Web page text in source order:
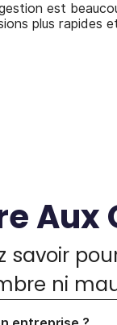
est
plus
Aux
savoir
ni